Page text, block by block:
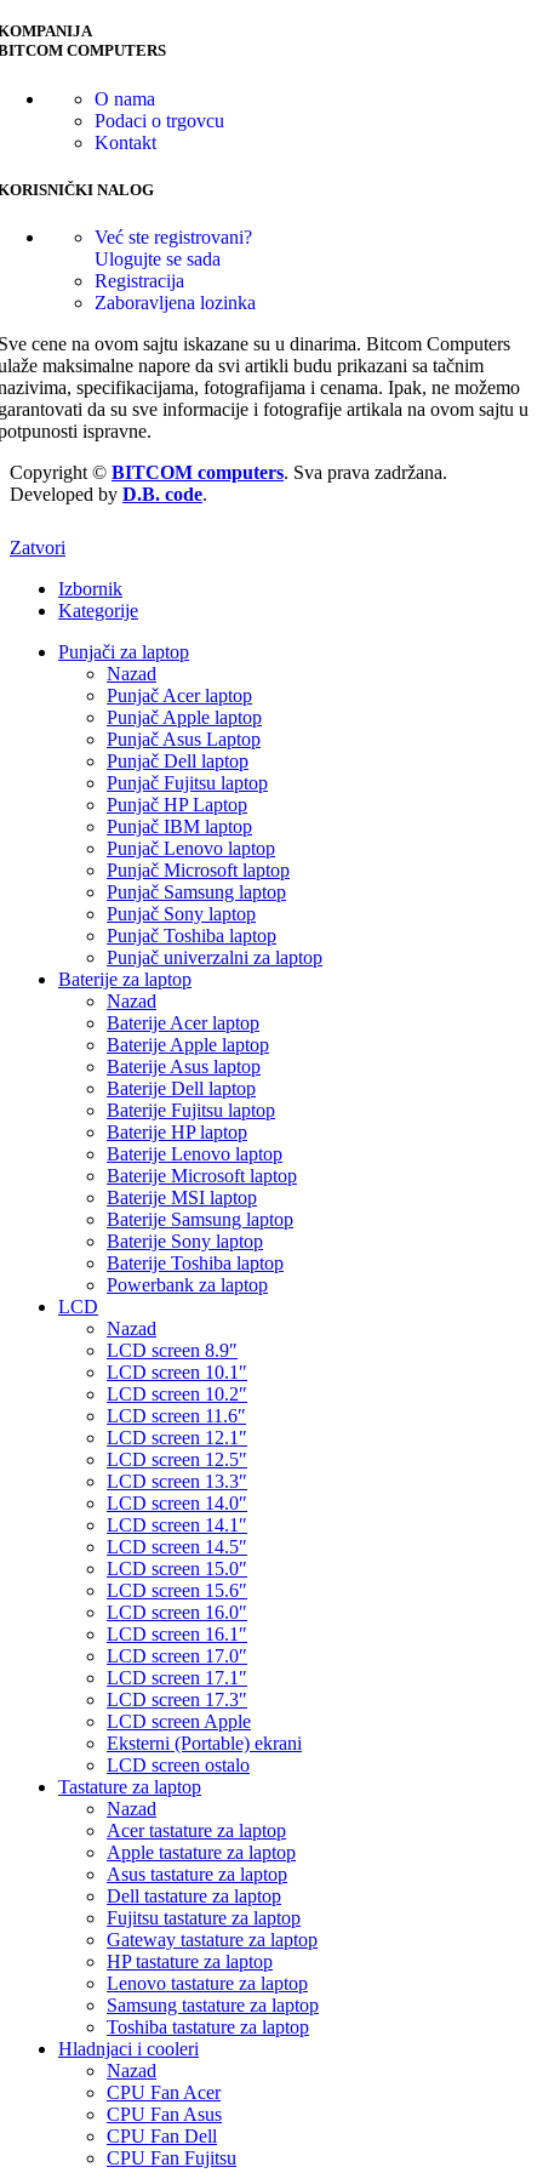
COMPUTERS
O nama
Podaci o trgovcu
Kontakt
NALOG
Već ste registrovani?
Ulogujte se sada
Registracija
Zaboravljena lozinka
cene na ovom sajtu iskazane su u dinarima. Bitcom Computers
maksimalne napore da svi artikli budu prikazani sa tačnim
specifikacijama, fotografijama i cenama. Ipak, ne možemo
da su sve informacije i fotografije artikala na ovom sajtu u
ispravne.
Copyright © BITCOM computers. Sva prava zadržana.
Developed by D.B. code.
Zatvori
Izbornik
Kategorije
Punjači za laptop
Nazad
Punjač Acer laptop
Punjač Apple laptop
Punjač Asus Laptop
Punjač Dell laptop
Punjač Fujitsu laptop
Punjač HP Laptop
Punjač IBM laptop
Punjač Lenovo laptop
Punjač Microsoft laptop
Punjač Samsung laptop
Punjač Sony laptop
Punjač Toshiba laptop
Punjač univerzalni za laptop
Baterije za laptop
Nazad
Baterije Acer laptop
Baterije Apple laptop
Baterije Asus laptop
Baterije Dell laptop
Baterije Fujitsu laptop
Baterije HP laptop
Baterije Lenovo laptop
Baterije Microsoft laptop
Baterije MSI laptop
Baterije Samsung laptop
Baterije Sony laptop
Baterije Toshiba laptop
Powerbank za laptop
LCD
Nazad
LCD screen 8.9″
LCD screen 10.1″
LCD screen 10.2″
LCD screen 11.6″
LCD screen 12.1″
LCD screen 12.5″
LCD screen 13.3″
LCD screen 14.0″
LCD screen 14.1″
LCD screen 14.5″
LCD screen 15.0″
LCD screen 15.6″
LCD screen 16.0″
LCD screen 16.1″
LCD screen 17.0″
LCD screen 17.1″
LCD screen 17.3″
LCD screen Apple
Eksterni (Portable) ekrani
LCD screen ostalo
Tastature za laptop
Nazad
Acer tastature za laptop
Apple tastature za laptop
Asus tastature za laptop
Dell tastature za laptop
Fujitsu tastature za laptop
Gateway tastature za laptop
HP tastature za laptop
Lenovo tastature za laptop
Samsung tastature za laptop
Toshiba tastature za laptop
Hladnjaci i cooleri
Nazad
CPU Fan Acer
CPU Fan Asus
CPU Fan Dell
CPU Fan Fujitsu